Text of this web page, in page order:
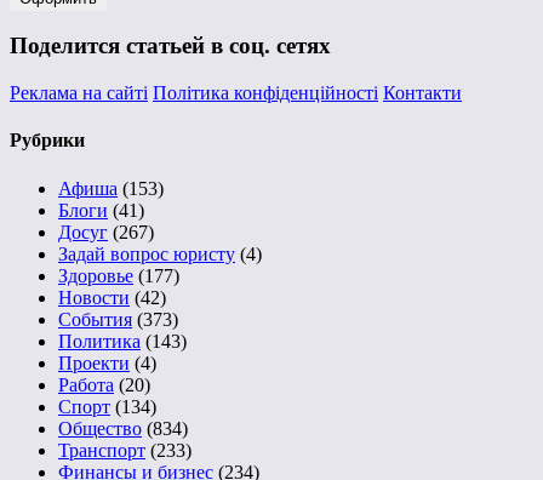
Поделится статьей в соц. сетях
Реклама на сайті Політика конфіденційності Контакти
Рубрики
Афиша (153)
Блоги (41)
Досуг (267)
Задай вопрос юристу (4)
Здоровье (177)
Новости (42)
События (373)
Политика (143)
Проекти (4)
Работа (20)
Спорт (134)
Общество (834)
Транспорт (233)
Финансы и бизнес (234)